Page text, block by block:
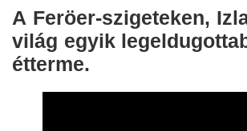
A Feröer-szigeteken,
világ egyik
étterme.